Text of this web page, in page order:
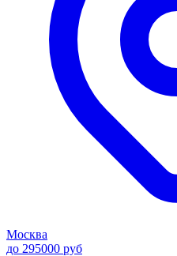
Москва
до 295000 руб